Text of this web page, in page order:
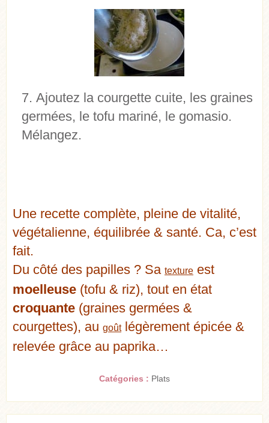
Ajoutez la courgette cuite, les graines
germées, le tofu mariné, le gomasio.
Mélangez.
Une recette complète, pleine de vitalité,
végétalienne, équilibrée & santé. Ca, c’est
fait.
Du côté des papilles ? Sa texture est
moelleuse (tofu & riz), tout en état
croquante (graines germées &
courgettes), au goûtlégèrement épicée &
relevée grâce au paprika…
Catégories : Plats